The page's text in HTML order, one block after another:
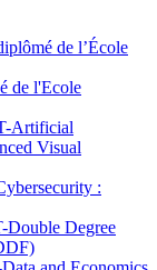
de l’École
de l'Ecole
Artificial
Visual
:
Degree